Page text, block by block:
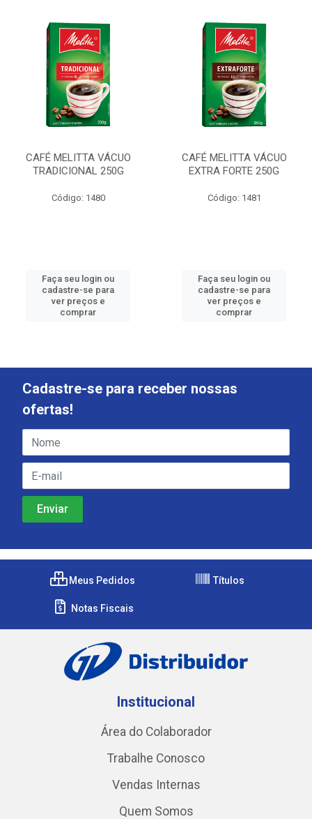
CAFÉ MELITTA VÁCUO
TRADICIONAL 250G
Código: 1480
Faça seu login ou
cadastre-se para
ver preços e
comprar
CAFÉ MELITTA VÁCUO
EXTRA FORTE 250G
Código: 1481
Faça seu login ou
cadastre-se para
ver preços e
comprar
Cadastre-se para receber nossas
ofertas!
Meus Pedidos Títulos
Notas Fiscais
Institucional
Área do Colaborador
Trabalhe Conosco
Vendas Internas
Quem Somos